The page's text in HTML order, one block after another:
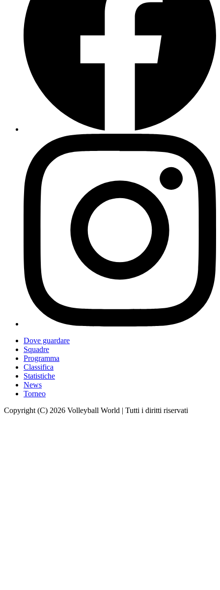
Dove guardare
Squadre
Programma
Classifica
Statistiche
News
Torneo
Copyright (C) 2026 Volleyball World | Tutti i diritti riservati